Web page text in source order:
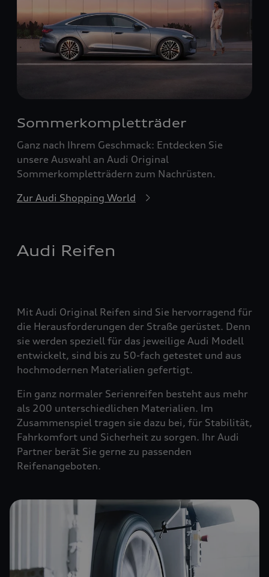
Sommerkompletträder
Ganz nach Ihrem Geschmack: Entdecken Sie
unsere Auswahl an Audi Original
Sommerkompletträdern zum Nachrüsten.
Zur Audi Shopping World
Audi Reifen
Mit Audi Original Reifen sind Sie hervorragend für
die Herausforderungen der Straße gerüstet. Denn
sie werden speziell für das jeweilige Audi Modell
entwickelt, sind bis zu 50-fach getestet und aus
hochmodernen Materialien gefertigt.
Ein ganz normaler Serienreifen besteht aus mehr
als 200 unterschiedlichen Materialien. Im
Zusammenspiel tragen sie dazu bei, für Stabilität,
Fahrkomfort und Sicherheit zu sorgen. Ihr Audi
Partner berät Sie gerne zu passenden
Reifenangeboten.